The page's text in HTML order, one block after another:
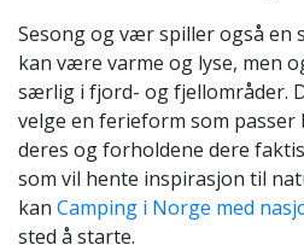
Sesong og vær spiller også en
kan være varme og lyse, men
særlig i fjord- og fjellområder.
velge en ferieform som
deres og forholdene dere
som vil hente inspirasjon til
kan Camping i Norge med
sted å starte.